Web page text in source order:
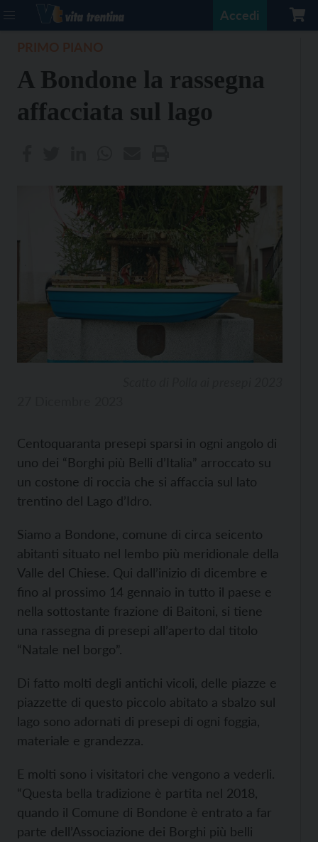
Accedi
A Bondone la rassegna
affacciata sul lago
Centoquaranta presepi sparsi in ogni angolo di
uno dei “Borghi più Belli d’Italia” arroccato su
un costone di roccia che si affaccia sul lato
trentino del Lago d’Idro.
Siamo a Bondone, comune di circa seicento
abitanti situato nel lembo più meridionale della
Valle del Chiese. Qui dall’inizio di dicembre e
fino al prossimo 14 gennaio in tutto il paese e
nella sottostante frazione di Baitoni, si tiene
una rassegna di presepi all’aperto dal titolo
“Natale nel borgo”.
Di fatto molti degli antichi vicoli, delle piazze e
piazzette di questo piccolo abitato a sbalzo sul
lago sono adornati di presepi di ogni foggia,
materiale e grandezza.
E molti sono i visitatori che vengono a vederli.
“Questa bella tradizione è partita nel 2018,
quando il Comune di Bondone è entrato a far
parte dell’Associazione dei Borghi più belli